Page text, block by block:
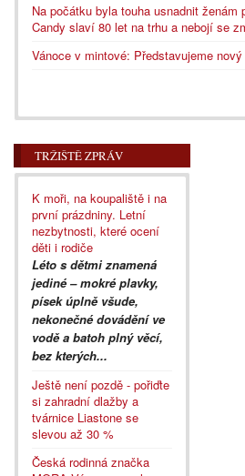
Na počátku byla touha usnadnit ženám
Candy slaví 80 let na trhu a nebojí se
Vánoce v mintové: Představujeme
TRŽIŠTĚ ZPRÁV
K moři, na koupaliště i na
první prázdniny. Letní
nezbytnosti, které ocení
děti i rodiče
Léto s dětmi znamená
jediné – mokré plavky,
písek úplně všude,
nekonečné dovádění ve
vodě a batoh plný věcí,
bez kterých...
Ještě není pozdě - pořiďte
si zahradní dlažby a
tvárnice Liastone se
slevou až 30 %
Česká rodinná značka